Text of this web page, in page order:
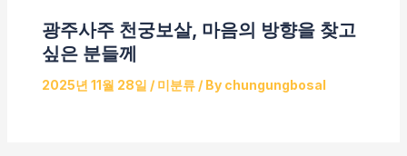
광주사주 천궁보살, 마음의 방향을 찾고
싶은 분들께
2025년 11월 28일 / 미분류/ By chungungbosal